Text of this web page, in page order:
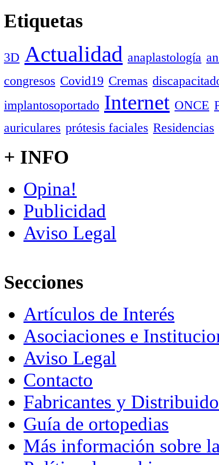
Etiquetas
3D Actualidad anaplastología
congresos Covid19 Cremas
implantosoportado Internet ONCE
auriculares prótesis faciales Residencias
+ INFO
Opina!
Publicidad
Aviso Legal
Secciones
Artículos de Interés
Asociaciones e
Aviso Legal
Contacto
Fabricantes y
Guía de ortopedias
Más información sobre